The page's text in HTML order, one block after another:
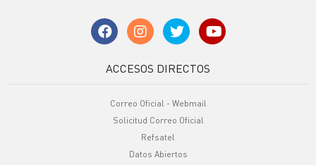
ACCESOS DIRECTOS
Correo Oficial - Webmail
Solicitud Correo Oficial
Refsatel
Datos Abiertos